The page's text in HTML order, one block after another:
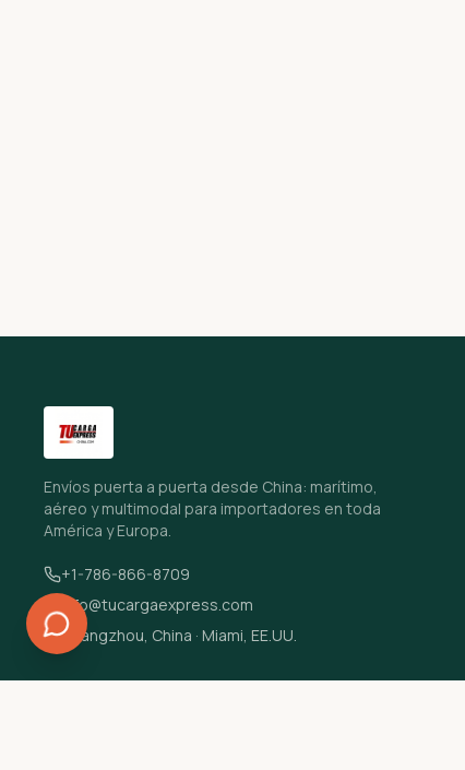
Envíos puerta a puerta desde China: marítimo,
aéreo y multimodal para importadores en toda
América y Europa.
+1-786-866-8709
info@tucargaexpress.com
Guangzhou, China · Miami, EE.UU.